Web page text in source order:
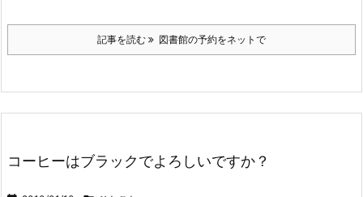
記事を読む 図書館の予約をネットで
コーヒーはブラックでよろしいですか？